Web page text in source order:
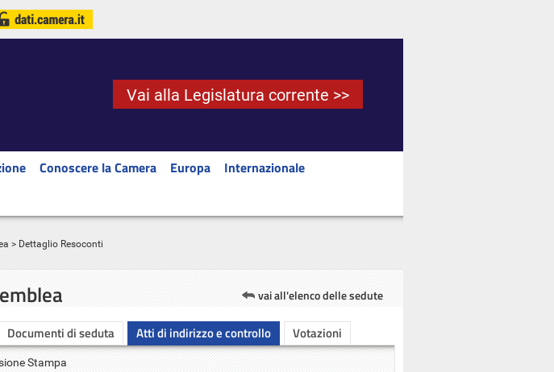
Vai alla Legislatura corrente >>
Conoscere la Camera Europa
Internazionale
> Dettaglio Resoconti
vai all'elenco delle sedute
Documenti di seduta Atti di indirizzo e controllo Votazioni
Stampa